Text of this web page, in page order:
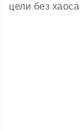
цели без